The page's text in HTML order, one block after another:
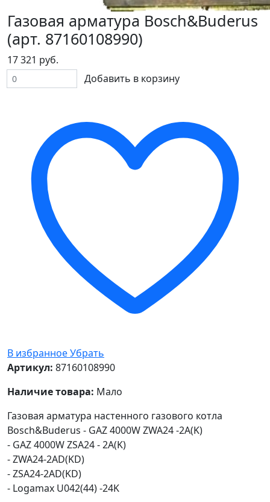
Газовая арматура Bosch&Buderus
(арт. 87160108990)
17 321 руб.
Добавить в корзину
В избранноеУбрать
Артикул: 87160108990
Наличие товара: Мало
Газовая арматура настенного газового котла
Bosch&Buderus - GAZ 4000W ZWA24 -2A(K)
- GAZ 4000W ZSA24 - 2A(K)
- ZWA24-2AD(KD)
- ZSA24-2AD(KD)
- Logamax U042(44) -24K